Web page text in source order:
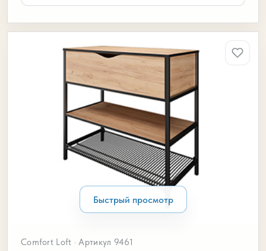
Быстрый просмотр
Comfort Loft · Артикул 9461